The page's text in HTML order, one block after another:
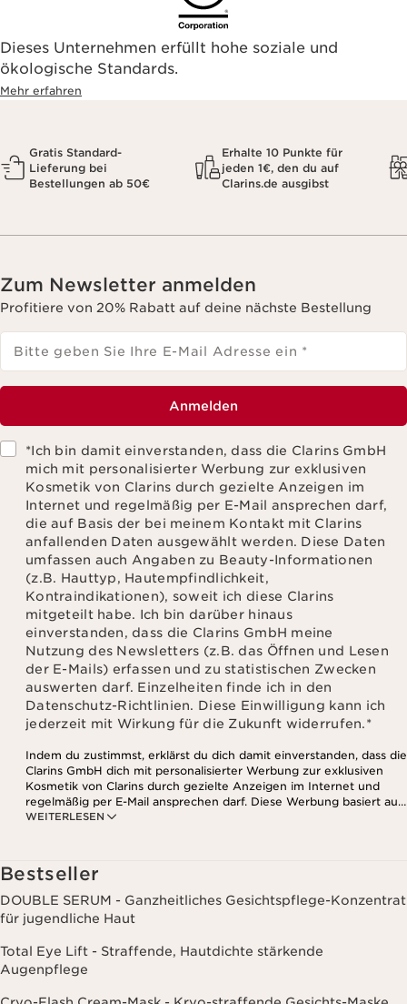
Dieses Unternehmen erfüllt hohe soziale und
ökologische Standards.
Mehr erfahren
Gratis Standard-
Lieferung bei
Bestellungen ab 50€
Erhalte 10 Punkte für
jeden 1€, den du auf
Clarins.de ausgibst
Zum Newsletter anmelden
Profitiere von 20% Rabatt auf deine nächste Bestellung
Bitte geben Sie Ihre E-Mail Adresse ein *
Anmelden
*Ich bin damit einverstanden, dass die Clarins GmbH
mich mit personalisierter Werbung zur exklusiven
Kosmetik von Clarins durch gezielte Anzeigen im
Internet und regelmäßig per E-Mail ansprechen darf,
die auf Basis der bei meinem Kontakt mit Clarins
anfallenden Daten ausgewählt werden. Diese Daten
umfassen auch Angaben zu Beauty-Informationen
(z.B. Hauttyp, Hautempfindlichkeit,
Kontraindikationen), soweit ich diese Clarins
mitgeteilt habe. Ich bin darüber hinaus
einverstanden, dass die Clarins GmbH meine
Nutzung des Newsletters (z.B. das Öffnen und Lesen
der E-Mails) erfassen und zu statistischen Zwecken
auswerten darf. Einzelheiten finde ich in den
Datenschutz-Richtlinien. Diese Einwilligung kann ich
jederzeit mit Wirkung für die Zukunft widerrufen.*
WEITERLESEN
Indem du zustimmst, erklärst du dich damit einverstanden, dass die
Clarins GmbH dich mit personalisierter Werbung zur exklusiven
Kosmetik von Clarins durch gezielte Anzeigen im Internet und
regelmäßig per E-Mail ansprechen darf. Diese Werbung basiert auf
den Daten, die bei deinem Kontakt mit Clarins anfallen,
mitgeteilt hast. Außerdem stimmst du zu, dass die Clarins GmbH
dein Nutzungsverhalten im Zusammenhang mit dem Newsletter
(z.B. das Öffnen und Lesen der E-Mails) erfassen und zu
statistischen Zwecken auswerten darf. Weitere Informationen
findest du in den Datenschutz-Richtlinien. Diese Einwilligung
Bestseller
DOUBLE SERUM - Ganzheitliches Gesichtspflege-Konzentrat
für jugendliche Haut
Total Eye Lift - Straffende, Hautdichte stärkende
Augenpflege